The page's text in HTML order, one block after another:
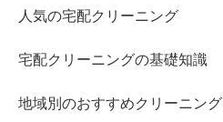
人気の宅配クリーニング
宅配クリーニングの基礎知識
地域別のおすすめクリーニング